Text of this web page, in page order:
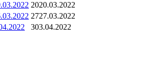
2020.03.2022
2727.03.2022
303.04.2022